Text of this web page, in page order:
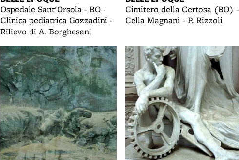
Ospedale Sant'Orsola - BO -
Clinica pediatrica Gozzadini -
Rilievo di A. Borghesani
Cimitero della Certosa (BO) -
Cella Magnani - P. Rizzoli